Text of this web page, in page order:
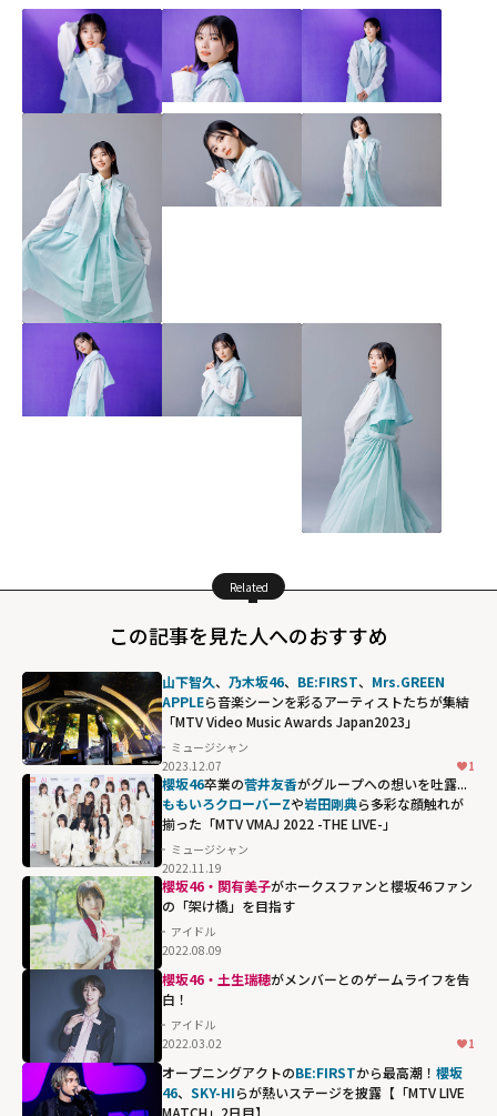
Related
この記事を見た人へのおすすめ
山下智久、 乃木坂46、 BE:FIRST、 Mrs.GREEN
APPLEら音楽シーンを彩るアーティストたちが集結
「MTV Video Music Awards Japan2023」
ミュージシャン
2023.12.07
1
櫻坂46卒業の菅井友香がグループへの想いを吐露...
ももいろクローバーZや岩田剛典ら多彩な顔触れが
揃った「MTV VMAJ 2022 -THE LIVE-」
ミュージシャン
2022.11.19
櫻坂46・関有美子がホークスファンと櫻坂46ファン
の「架け橋」を目指す
アイドル
2022.08.09
櫻坂46・土生瑞穂がメンバーとのゲームライフを告
白！
アイドル
2022.03.02
1
オープニングアクトのBE:FIRSTから最高潮！ 櫻坂
46、 SKY-HIらが熱いステージを披露【「MTV LIVE